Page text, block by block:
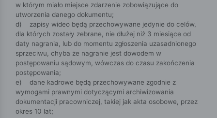
w którym miało miejsce zdarzenie zobowiązujące do
utworzenia danego dokumentu;
d) zapisy wideo będą przechowywane jedynie do celów,
dla których zostały zebrane, nie dłużej niż 3 miesiące od
daty nagrania, lub do momentu zgłoszenia uzasadnionego
sprzeciwu, chyba że nagranie jest dowodem w
postępowaniu sądowym, wówczas do czasu zakończenia
postępowania;
e) dane kadrowe będą przechowywane zgodnie z
wymogami prawnymi dotyczącymi archiwizowania
dokumentacji pracowniczej, takiej jak akta osobowe, przez
okres 10 lat;